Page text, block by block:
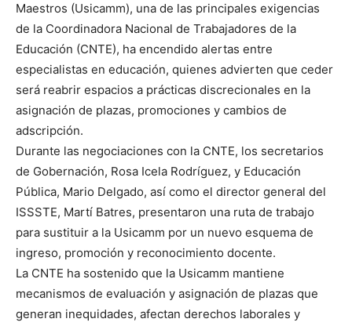
Maestros (Usicamm), una de las principales exigencias
de la Coordinadora Nacional de Trabajadores de la
Educación (CNTE), ha encendido alertas entre
especialistas en educación, quienes advierten que ceder
será reabrir espacios a prácticas discrecionales en la
asignación de plazas, promociones y cambios de
adscripción.
Durante las negociaciones con la CNTE, los secretarios
de Gobernación, Rosa Icela Rodríguez, y Educación
Pública, Mario Delgado, así como el director general del
ISSSTE, Martí Batres, presentaron una ruta de trabajo
para sustituir a la Usicamm por un nuevo esquema de
ingreso, promoción y reconocimiento docente.
La CNTE ha sostenido que la Usicamm mantiene
mecanismos de evaluación y asignación de plazas que
generan inequidades, afectan derechos laborales y